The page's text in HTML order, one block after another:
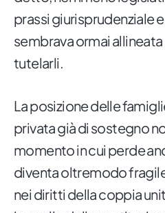
prassi giurisprudenziale
sembrava ormai
tutelarli.
La posizione delle
privata già di sostegno
momento in cui perde
diventa oltremodo
nei diritti della coppia